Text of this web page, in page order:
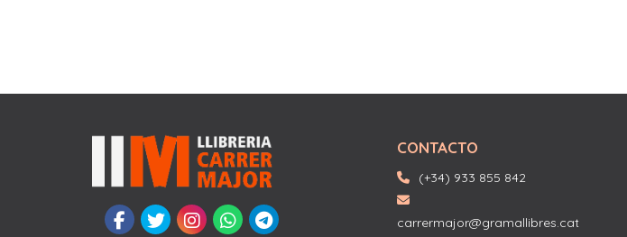
CONTACTO
(+34) 933 855 842
carrermajor@gramallibres.cat